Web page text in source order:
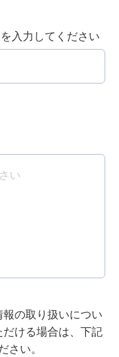
入力してください
の取り扱いについ
だける場合は、下記
さい。